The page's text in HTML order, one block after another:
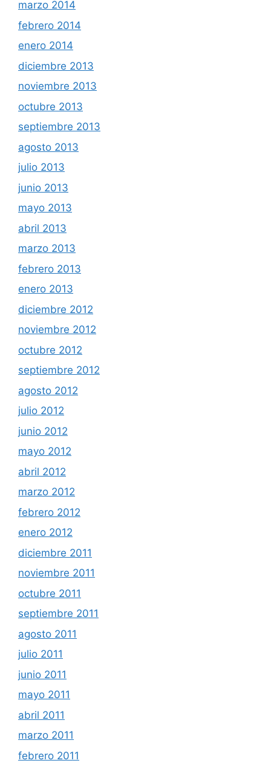
marzo 2014
febrero 2014
enero 2014
diciembre 2013
noviembre 2013
octubre 2013
septiembre 2013
agosto 2013
julio 2013
junio 2013
mayo 2013
abril 2013
marzo 2013
febrero 2013
enero 2013
diciembre 2012
noviembre 2012
octubre 2012
septiembre 2012
agosto 2012
julio 2012
junio 2012
mayo 2012
abril 2012
marzo 2012
febrero 2012
enero 2012
diciembre 2011
noviembre 2011
octubre 2011
septiembre 2011
agosto 2011
julio 2011
junio 2011
mayo 2011
abril 2011
marzo 2011
febrero 2011